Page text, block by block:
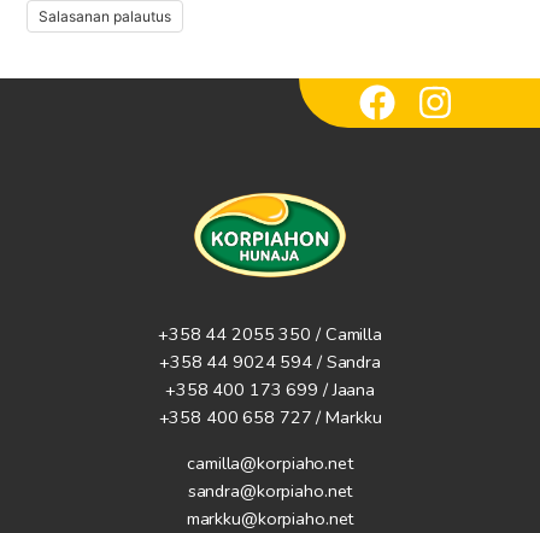
Yhteydenotto
Salasanan palautus
+358 44 2055 350 / Camilla
+358 44 9024 594 / Sandra
+358 400 173 699 / Jaana
+358 400 658 727 / Markku
camilla@korpiaho.net
sandra@korpiaho.net
markku@korpiaho.net